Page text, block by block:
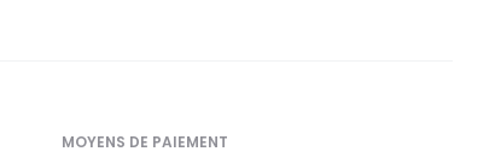
MOYENS DE PAIEMENT